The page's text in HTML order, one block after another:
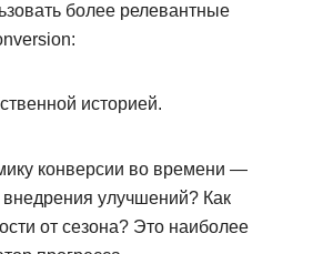
более релевантные
историей.
конверсии во времени —
внедрения улучшений? Как
от сезона? Это наиболее